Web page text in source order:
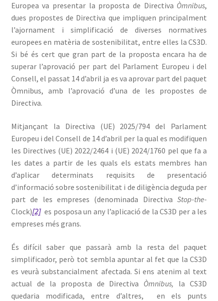
Europea va presentar la proposta de Directiva Òmnibus,
dues propostes de Directiva que impliquen principalment
l’ajornament i simplificació de diverses normatives
europees en matèria de sostenibilitat, entre elles la CS3D.
Si bé és cert que gran part de la proposta encara ha de
superar l’aprovació per part del Parlament Europeu i del
Consell, el passat 14 d’abril ja es va aprovar part del paquet
Òmnibus, amb l’aprovació d’una de les propostes de
Directiva.
Mitjançant la Directiva (UE) 2025/794 del Parlament
Europeu i del Consell de 14 d’abril per la qual es modifiquen
les Directives (UE) 2022/2464 i (UE) 2024/1760 pel que fa a
les dates a partir de les quals els estats membres han
d’aplicar determinats requisits de presentació
d’informació sobre sostenibilitat i de diligència deguda per
part de les empreses (denominada DirectivaStop-the-
Clock)[2]es posposa un any l’aplicació de la CS3D per a les
empreses més grans.
És difícil saber que passarà amb la resta del paquet
simplificador, però tot sembla apuntar al fet que la CS3D
es veurà substancialment afectada. Si ens atenim al text
actual de la proposta de Directiva Òmnibus, la CS3D
quedaria modificada, entre d’altres, en els punts